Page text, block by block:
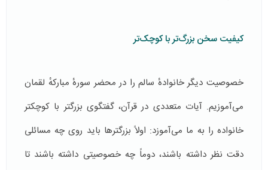
کیفیت سخن بزرگ‌تر با کوچک‌تر
خصوصیت دیگر خانوادهٔ سالم را در محضر سورهٔ مبارکهٔ لقمان
می‌آموزیم. آیات متعددی در قرآن، گفتگوی بزرگتر با کوچکتر
خانواده را به ما می‌آموزد: اولاً بزرگترها باید روی چه مسائلی
دقت نظر داشته باشند، دوماً چه خصوصیتی داشته باشند تا